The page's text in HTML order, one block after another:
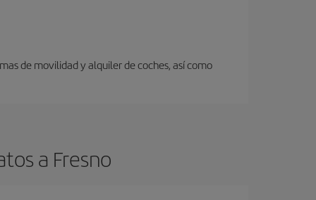
de movilidad y alquiler de coches, así como
a Fresno